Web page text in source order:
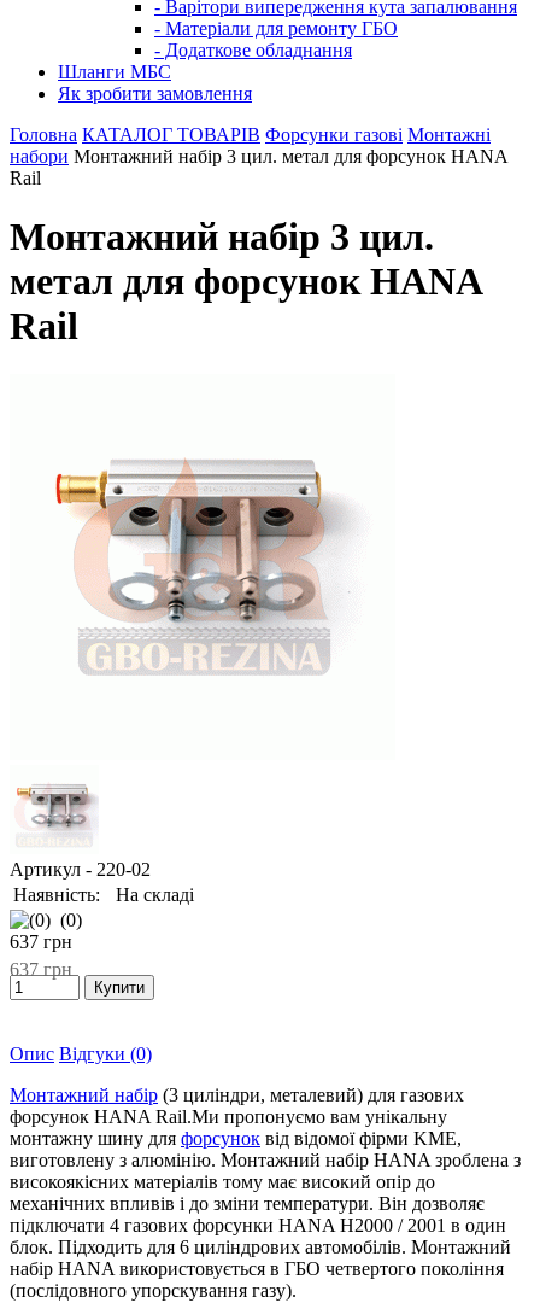
- Варітори випередження кута запалювання
- Матеріали для ремонту ГБО
- Додаткове обладнання
Шланги МБС
Як зробити замовлення
Головна КАТАЛОГ ТОВАРІВ Форсунки газові Монтажні
набори Монтажний набір 3 цил. метал для форсунок HANA
Rail
Монтажний набір 3 цил.
метал для форсунок HANA
Rail
Артикул - 220-02
Наявність:
На складі
(0)
637 грн
637грн
Опис Відгуки (0)
Монтажний набір (3 циліндри, металевий) для газових
форсунок HANA Rail.Ми пропонуємо вам унікальну
монтажну шину для форсунок від відомої фірми KME,
виготовлену з алюмінію. Монтажний набір HANA зроблена з
високоякісних матеріалів тому має високий опір до
механічних впливів і до зміни температури. Він дозволяє
підключати 4 газових форсунки HANA H2000 / 2001 в один
блок. Підходить для 6 циліндрових автомобілів. Монтажний
набір HANA використовується в ГБО четвертого покоління
(послідовного упорскування газу).